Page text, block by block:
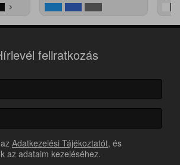
feliratkozás
Adatkezelési Tájékoztatót, és
az adataim kezeléséhez.